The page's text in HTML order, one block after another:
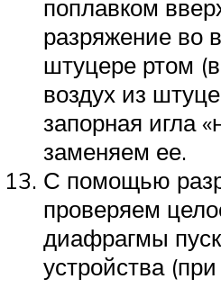
поплавком
разряжение во
штуцере ртом
воздух из
запорная игла
заменяем ее.
С помощью
проверяем
диафрагмы
устройства